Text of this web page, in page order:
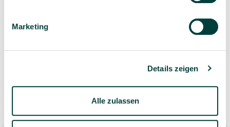
Marketing
Details zeigen
Alle zulassen